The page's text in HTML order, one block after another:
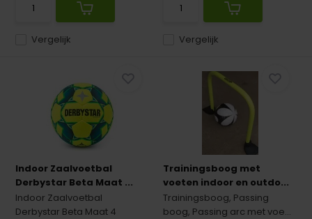
Vergelijk Vergelijk
Indoor Zaalvoetbal
Derbystar Beta Maat ...
Indoor Zaalvoetbal
Derbystar Beta Maat 4
Trainingsboog met
voeten indoor en outdo...
Trainingsboog, Passing
boog, Passing arc met voe...